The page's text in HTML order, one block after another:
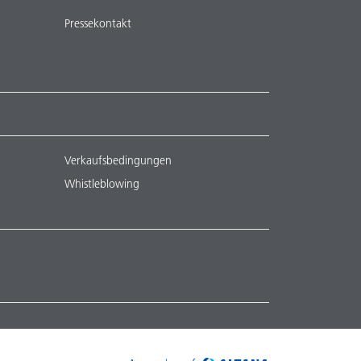
Pressekontakt
Verkaufsbedingungen
Whistleblowing